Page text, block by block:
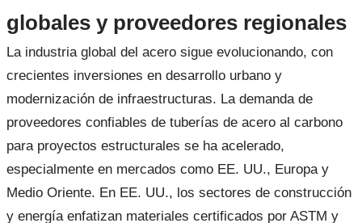
globales y proveedores regionales
La industria global del acero sigue evolucionando, con
crecientes inversiones en desarrollo urbano y
modernización de infraestructuras. La demanda de
proveedores confiables de tuberías de acero al carbono
para proyectos estructurales se ha acelerado,
especialmente en mercados como EE. UU., Europa y
Medio Oriente. En EE. UU., los sectores de construcción
y energía enfatizan materiales certificados por ASTM y